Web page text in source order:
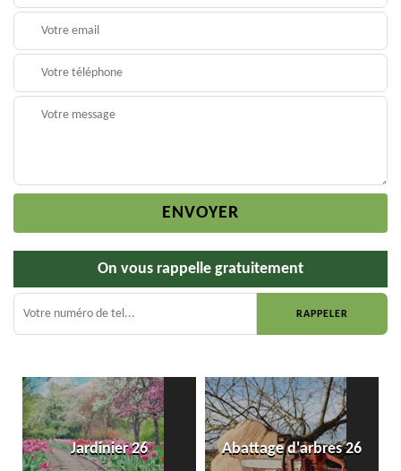
On vous rappelle gratuitement
Jardinier 26 Abattage d'arbres 26